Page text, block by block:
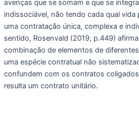
avenças que se somam e que se
indissociável, não tendo cada qual vida
uma contratação única, complexa e
sentido, Rosenvald (2019, p.449)
combinação de elementos de
uma espécie contratual não
confundem com os contratos
resulta um contrato unitário.